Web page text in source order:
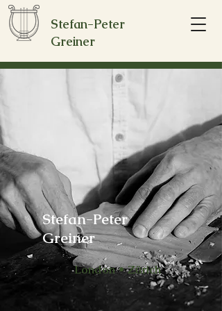
Stefan-Peter
Greiner
London • Zürich
Stefan-Peter
Greiner